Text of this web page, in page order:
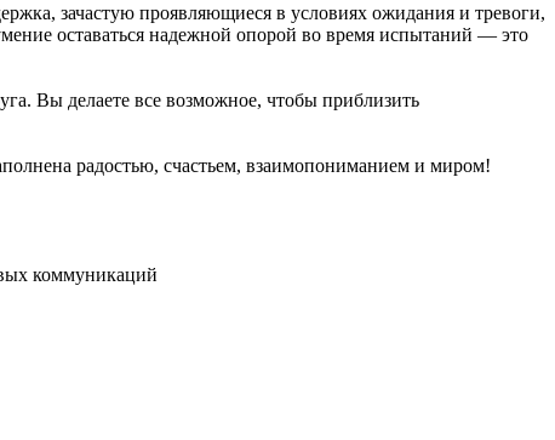
зачастую проявляющиеся в условиях ожидания и тревоги,
оставаться надежной опорой во время испытаний — это
Вы делаете все возможное, чтобы приблизить
радостью, счастьем, взаимопониманием и миром!
коммуникаций